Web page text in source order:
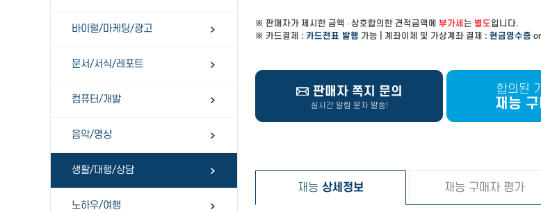
바이럴/마케팅/광고
문서/서식/레포트
컴퓨터/개발
음악/영상
생활/대행/상담
노하우/여행
※ 판매자가 제시한 금액 ∙ 상호합의한 견적금액에 부가세 는 별도입니다.
※ 카드결제 : 카드전표 발행 가능 | 계좌이체 및 가상계좌 결제 : 현금영수증 or
판매자 쪽지 문의
실시간 알림 문자 발송!
합의된
재능 구
재능상세정보 재능 구매자 평가